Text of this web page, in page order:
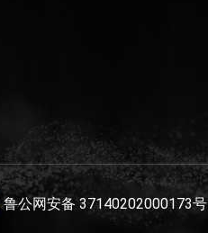
鲁公网安备 37140202000173号